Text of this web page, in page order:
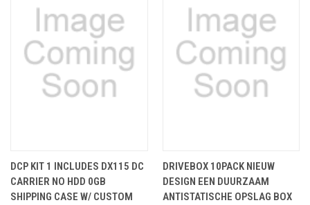
DCP KIT 1 INCLUDES DX115 DC
CARRIER NO HDD 0GB
SHIPPING CASE W/ CUSTOM
DRIVEBOX 10PACK NIEUW
DESIGN EEN DUURZAAM
ANTISTATISCHE OPSLAG BOX